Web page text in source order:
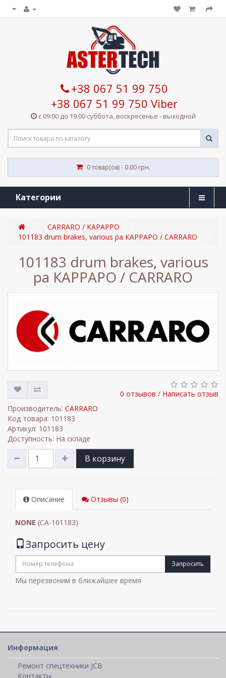
+38 067 51 99 750
+38 067 51 99 750 Viber
с 09:00 до 19:00 суббота, воскресенье - выходной
0 товар(ов) - 0.00 грн.
Категории
CARRARO / КАРАРРО
101183 drum brakes, various pa КАРРАРО / CARRARO
101183 drum brakes, various
pa КАРРАРО / CARRARO
0 отзывов / Написать отзыв
Производитель: CARRARO
Код товара: 101183
Артикул: 101183
Доступность: На складе
В корзину
Описание Отзывы (0)
NONE (CA-101183)
Запросить цену
Запросить
Мы перезвоним в ближайшее время
Информация
Ремонт спецтехники JCB
Контакты